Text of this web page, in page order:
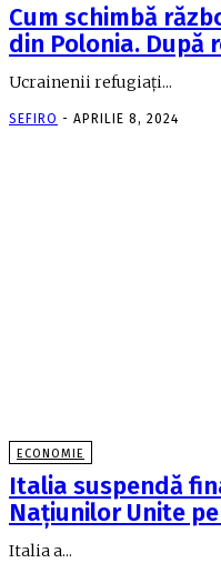
Cum schimbă
din Polonia. După
Ucrainenii refugiaţi...
SEFIRO - APRILIE 8, 2024
ECONOMIE
Italia suspendă
Naţiunilor Unite
Italia a...